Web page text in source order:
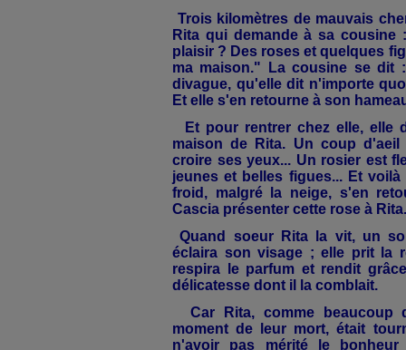
Trois kilomètres de mauvais
Rita qui demande à sa cousine
plaisir ? Des roses et quelques
ma maison." La cousine se dit
divague, qu'elle dit n'importe
Et elle s'en retourne à son
Et pour rentrer chez elle, elle
maison de Rita. Un coup
croire ses yeux... Un rosier est
jeunes et belles figues... Et
froid, malgré la neige, s'en
Cascia présenter cette rose à Rita.
Quand soeur Rita la vit, un
éclaira son visage ; elle prit la
respira le parfum et rendit
délicatesse dont il la comblait.
Car Rita, comme beaucoup
moment de leur mort, était
n'avoir pas mérité le